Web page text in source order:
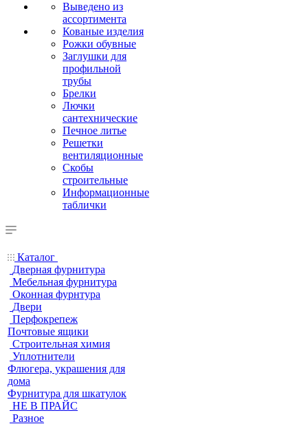
Выведено из
ассортимента
Кованые изделия
Рожки обувные
Заглушки для
профильной
трубы
Брелки
Лючки
сантехнические
Печное литье
Решетки
вентиляционные
Скобы
строительные
Информационные
таблички
Каталог
Дверная фурнитура
Мебельная фурнитура
Оконная фурнтура
Двери
Перфокрепеж
Почтовые ящики
Строительная химия
Уплотнители
Флюгера, украшения для
дома
Фурнитура для шкатулок
НЕ В ПРАЙС
Разное